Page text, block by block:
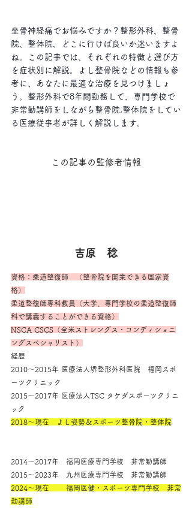
坐骨神経痛でお悩みですか？整形外科、整骨
院、整体院、どこに行けば良いか迷いますよ
ね。この記事では、それぞれの特徴と選び方
を症状別に解説。よし整骨院などの情報も参
考に、あなたに最適な治療を見つけましょ
う。整形外科で8年間勤務して、専門学校で
非常勤講師をしながら整骨院,整体院をしてい
る医療従事者が詳しく解説します。
この記事の監修者情報
吉原　稔
資格：柔道整復師　（整骨院を開業できる国家資
格）
柔道整復師専科教員（大学、専門学校の柔道整復師
科で講義することができる資格）
NSCA CSCS（全米ストレングス・コンディショニ
ングスペシャリスト）
経歴
2010～2015年 医療法人堺整形外科医院　福岡スポ
ーツクリニック
2015～2017年 医療法人TSC タケダスポーツクリニ
ック
2018～現在　よし姿勢＆スポーツ整骨院・整体院
2014～2017年　福岡医療専門学校　非常勤講師
2015～2023年　九州医療専門学校　非常勤講師
2024～現在　　 福岡医健・スポーツ専門学校　非常
勤講師